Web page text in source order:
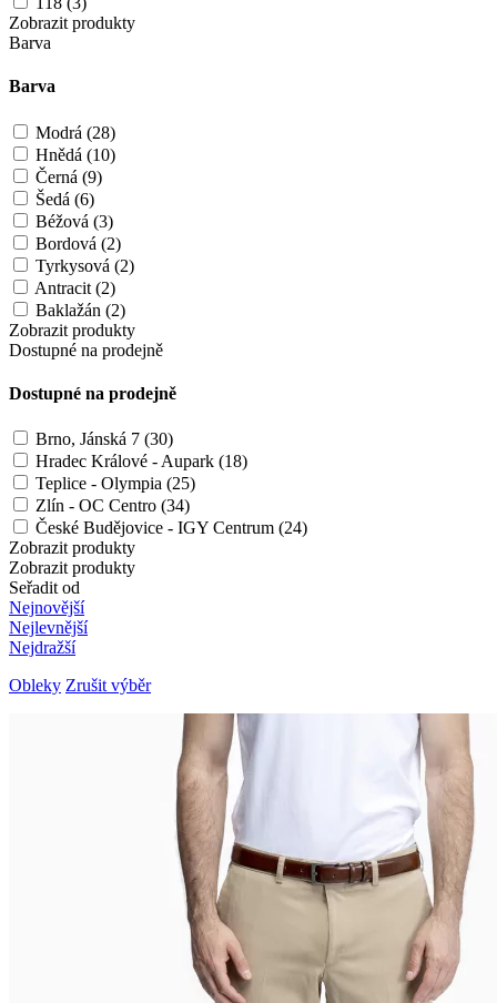
Zobrazit produkty
Barva
Barva
Modrá (28)
Hnědá (10)
Černá (9)
Šedá (6)
Béžová (3)
Bordová (2)
Tyrkysová (2)
Antracit (2)
Baklažán (2)
Zobrazit produkty
Dostupné na prodejně
Dostupné na prodejně
Brno, Jánská 7 (30)
Hradec Králové - Aupark (18)
Teplice - Olympia (25)
Zlín - OC Centro (34)
České Budějovice - IGY Centrum (24)
Zobrazit produkty
Zobrazit produkty
Seřadit od
Nejnovější
Nejlevnější
Nejdražší
Obleky Zrušit výběr